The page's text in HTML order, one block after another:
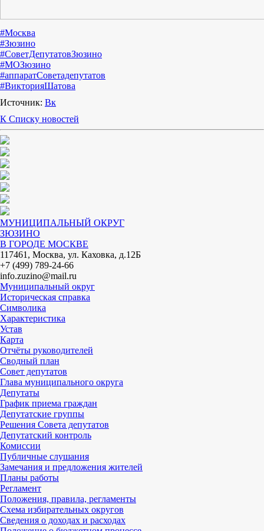
#Москва
#Зюзино
#СоветДепутатовЗюзино
#МОЗюзино
#аппаратСоветадепутатов
#ВикторияШатова
Источник: Вк
К Списку новостей
МУНИЦИПАЛЬНЫЙ ОКРУГ
ЗЮЗИНО
В ГОРОДЕ МОСКВЕ
117461, Москва, ул. Каховка, д.12Б
+7 (499) 789-24-66
info.zuzino@mail.ru
Муниципальный округ
Историческая справка
Символика
Характеристика
Устав
Карта
Отчёты руководителей
Сводный план
Совет депутатов
Глава муниципального округа
Депутаты
График приема граждан
Депутатские группы
Решения Совета депутатов
Депутатский контроль
Комиссии
Публичные слушания
Замечания и предложения жителей
Планы работы
Регламент
Положения, правила, регламенты
Схема избирательных округов
Сведения о доходах и расходах